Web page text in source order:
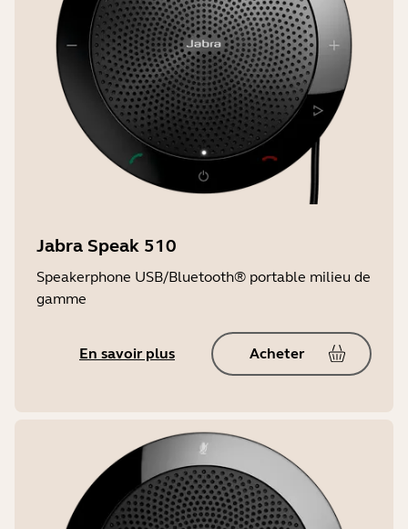
Jabra Speak 510
Speakerphone USB/Bluetooth® portable milieu de
gamme
En savoir plus Acheter